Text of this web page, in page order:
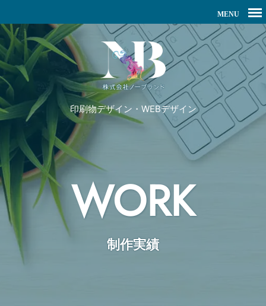
印刷物デザイン・WEBデザイン
WORK
制作実績